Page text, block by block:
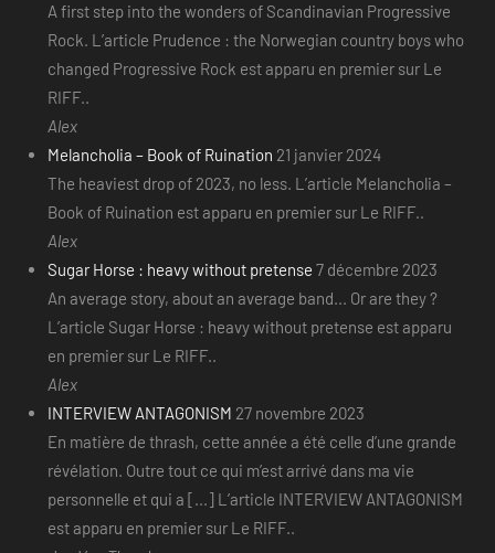
A first step into the wonders of Scandinavian Progressive
Rock. L’article Prudence : the Norwegian country boys who
changed Progressive Rock est apparu en premier sur Le
RIFF..
Alex
Melancholia – Book of Ruination 21 janvier 2024
The heaviest drop of 2023, no less. L’article Melancholia –
Book of Ruination est apparu en premier sur Le RIFF..
Alex
Sugar Horse : heavy without pretense 7 décembre 2023
An average story, about an average band... Or are they ?
L’article Sugar Horse : heavy without pretense est apparu
en premier sur Le RIFF..
Alex
INTERVIEW ANTAGONISM 27 novembre 2023
En matière de thrash, cette année a été celle d’une grande
révélation. Outre tout ce qui m’est arrivé dans ma vie
personnelle et qui a [...] L’article INTERVIEW ANTAGONISM
est apparu en premier sur Le RIFF..